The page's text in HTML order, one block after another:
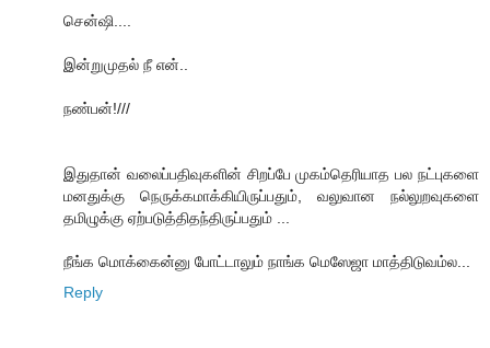
சென்ஷி....
இன்றுமுதல் நீ என்..
நண்பன்!///
இதுதான் வலைப்பதிவுகளின் சிறப்பே முகம்தெரியாத பல நட்புகளை
மனதுக்கு நெருக்கமாக்கியிருப்பதும், வலுவான நல்லுறவுகளை
தமிழுக்கு ஏற்படுத்திதந்திருப்பதும் ...
நீங்க மொக்கைன்னு போட்டாலும் நாங்க மெஸேஜா மாத்திடுவம்ல...
Reply